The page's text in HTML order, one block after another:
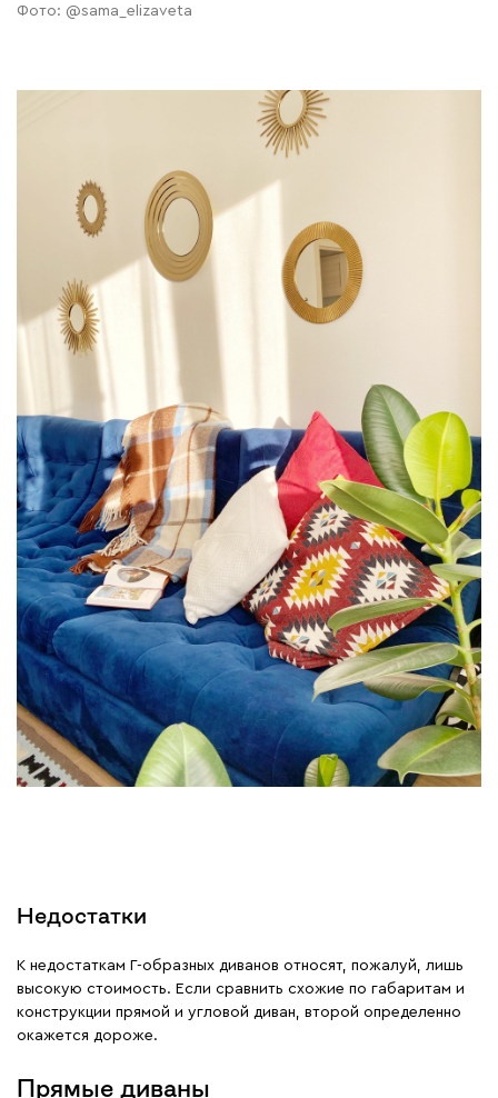
Фото: @sama_elizaveta
Недостатки
К недостаткам Г-образных диванов относят, пожалуй, лишь
высокую стоимость. Если сравнить схожие по габаритам и
конструкции прямой и угловой диван, второй определенно
окажется дороже.
Прямые диваны